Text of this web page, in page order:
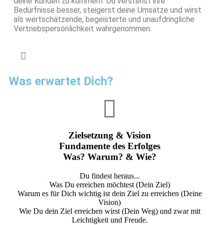
Bedürfnisse besser, steigerst deine Umsätze und wirst
als wertschätzende, begeisterte und unaufdringliche
Vertriebspersönlichkeit wahrgenommen.
Was erwartet Dich?
Zielsetzung & Vision
Fundamente des Erfolges
Was? Warum? & Wie?
Du findest heraus...
Was Du erreichen möchtest (Dein Ziel)
Warum es für Dich wichtig ist dein Ziel zu erreichen (Deine
Vision)
Wie Du dein Ziel erreichen wirst (Dein Weg) und zwar mit
Leichtigkeit und Freude.